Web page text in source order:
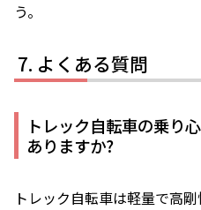
う。
よくある質問
トレック自転車の乗り
ありますか?
トレック自転車は軽量で高